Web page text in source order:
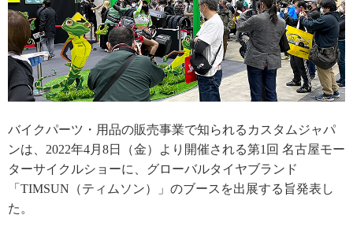
バイクパーツ・用品の販売事業で知られるカスタムジャパ
ンは、2022年4月8日（金）より開催される第1回 名古屋モー
ターサイクルショーに、グローバルタイヤブランド
「TIMSUN（ティムソン）」のブースを出展する旨発表し
た。